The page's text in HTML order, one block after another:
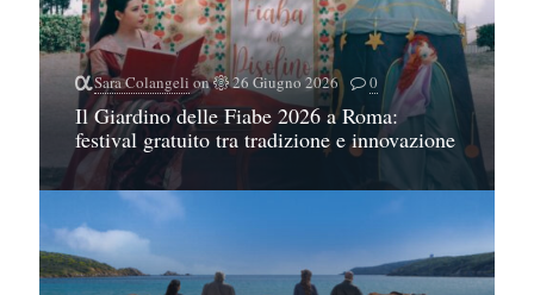
Sara Colangeli on 26 Giugno 2026 0
Il Giardino delle Fiabe 2026 a Roma:
festival gratuito tra tradizione e innovazione